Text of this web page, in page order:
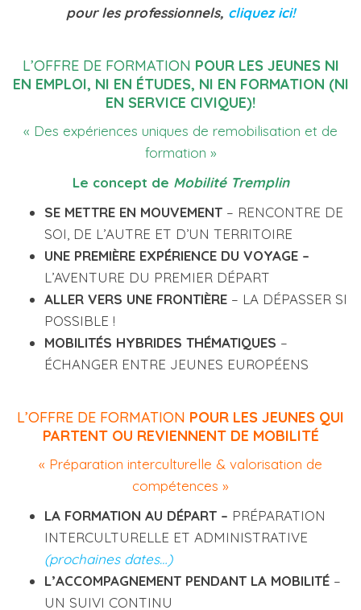
pour les professionnels, cliquez ici!
L’OFFRE DE FORMATION POUR LES JEUNES NI
EN EMPLOI, NI EN ÉTUDES, NI EN FORMATION (NI
EN SERVICE CIVIQUE)!
« Des expériences uniques de remobilisation et de
formation »
Le concept de Mobilité Tremplin
SE METTRE EN MOUVEMENT – RENCONTRE DE
SOI, DE L’AUTRE ET D’UN TERRITOIRE
UNE PREMIÈRE EXPÉRIENCE DU VOYAGE –
L’AVENTURE DU PREMIER DÉPART
ALLER VERS UNE FRONTIÈRE – LA DÉPASSER SI
POSSIBLE !
MOBILITÉS HYBRIDES THÉMATIQUES –
ÉCHANGER ENTRE JEUNES EUROPÉENS
L’OFFRE DE FORMATION POUR LES JEUNES QUI
PARTENT OU REVIENNENT DE MOBILITÉ
« Préparation interculturelle & valorisation de
compétences »
LA FORMATION AU DÉPART – PRÉPARATION
INTERCULTURELLE ET ADMINISTRATIVE
(prochaines dates…)
L’ACCOMPAGNEMENT PENDANT LA MOBILITÉ –
UN SUIVI CONTINU